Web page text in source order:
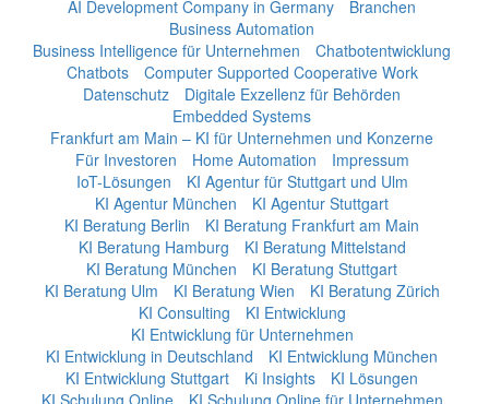
AI Development Company in Germany
Branchen
Business Automation
Business Intelligence für Unternehmen
Chatbotentwicklung
Chatbots
Computer Supported Cooperative Work
Datenschutz
Digitale Exzellenz für Behörden
Embedded Systems
Frankfurt am Main – KI für Unternehmen und Konzerne
Für Investoren
Home Automation
Impressum
IoT-Lösungen
KI Agentur für Stuttgart und Ulm
KI Agentur München
KI Agentur Stuttgart
KI Beratung Berlin
KI Beratung Frankfurt am Main
KI Beratung Hamburg
KI Beratung Mittelstand
KI Beratung München
KI Beratung Stuttgart
KI Beratung Ulm
KI Beratung Wien
KI Beratung Zürich
KI Consulting
KI Entwicklung
KI Entwicklung für Unternehmen
KI Entwicklung in Deutschland
KI Entwicklung München
KI Entwicklung Stuttgart
Ki Insights
KI Lösungen
KI Schulung Online
KI Schulung Online für Unternehmen